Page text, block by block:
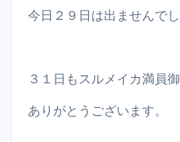
今日２９日は出ませんでし
３１日もスルメイカ満員
ありがとうございます。